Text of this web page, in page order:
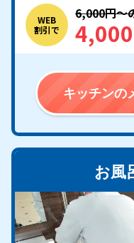
WEB
割引で
6,000円〜
4,000
キッチンの
お風